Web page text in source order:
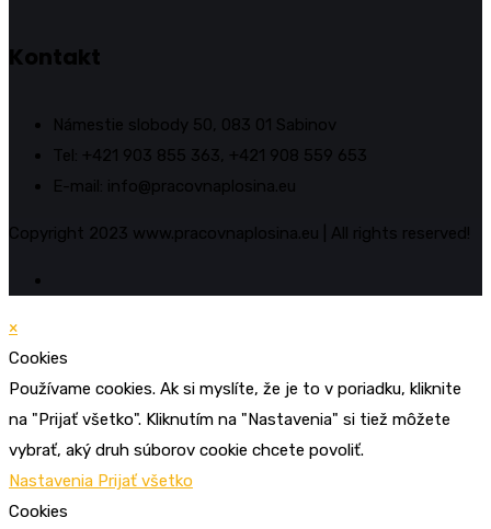
Kontakt
Námestie slobody 50, 083 01 Sabinov
Tel: +421 903 855 363, +421 908 559 653
E-mail: info@pracovnaplosina.eu
Copyright 2023 www.pracovnaplosina.eu | All rights reserved!
×
Cookies
Používame cookies. Ak si myslíte, že je to v poriadku, kliknite
na "Prijať všetko". Kliknutím na "Nastavenia" si tiež môžete
vybrať, aký druh súborov cookie chcete povoliť.
Nastavenia Prijať všetko
Cookies